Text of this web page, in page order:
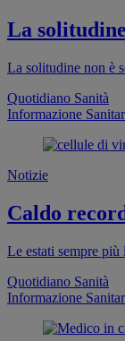
La
La solitudine non è
Quotidiano Sanità
Informazione
Notizie
Caldo
Le estati sempre
Quotidiano Sanità
Informazione